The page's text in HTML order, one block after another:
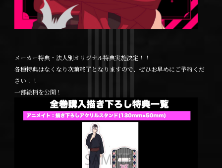
メーカー特典・法人別オリジナル特典実施決定！！
各種特典はなくなり次第終了となりますので、ぜひお早めにご予約くだ
さい！！
一部絵柄を公開！